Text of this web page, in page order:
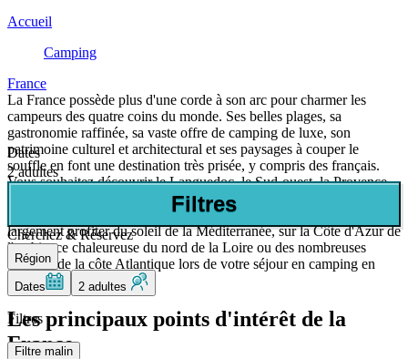
Accueil
Camping
France
La France possède plus d'une corde à son arc pour charmer les
campeurs des quatre coins du monde. Ses belles plages, sa
gastronomie raffinée, sa vaste offre de camping de luxe, son
patrimoine culturel et architectural et ses paysages à couper le
souffle en font une destination très prisée, y compris des français.
Vous souhaitez découvrir le Languedoc, le Sud-ouest, la Provence
on encore la Bretagne ? Allcamps y recense pour vous les plus
beaux campings offrant des prestations de qualité. De quoi
largement profiter du soleil de la Méditerranée, sur la Côte d'Azur de
l'ambiance chaleureuse du nord de la Loire ou des nombreuses
activités de la côte Atlantique lors de votre séjour en camping en
France.
Les principaux points d'intérêt de la
France
Dates
2 adultes
Filtres
Cherchez & Réservez
Région
Dates 2 adultes
Filtres
Filtre malin